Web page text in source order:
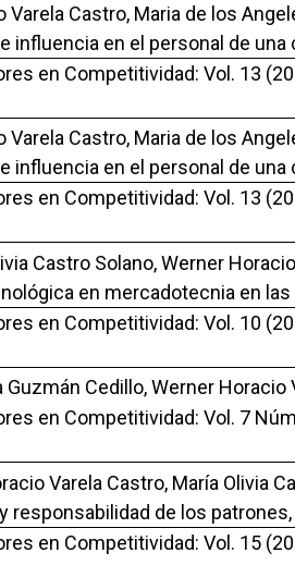
Castro, Maria de los
en el personal de
en Competitividad: Vol. 13
Castro, Maria de los
en el personal de
en Competitividad: Vol. 13
Castro Solano, Werner
en mercadotecnia en
en Competitividad: Vol. 10
Cedillo, Werner Horacio
en Competitividad: Vol. 7
Varela Castro, María Olivia
de los
en Competitividad: Vol. 15